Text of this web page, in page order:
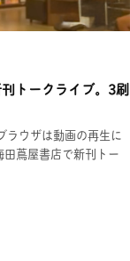
トークライブ。3刷
ラウザは動画の再生に
蔦屋書店で新刊トー